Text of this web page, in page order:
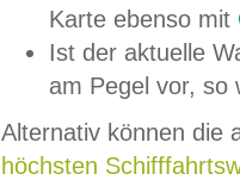
Karte ebenso mit
Ist der aktuelle
am Pegel vor,
Alternativ können die
höchsten